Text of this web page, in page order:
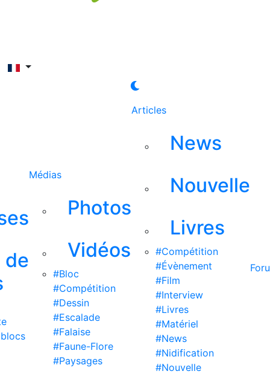
de
Médias
Photos
Vidéos
#Bloc
#Compétition
#Dessin
#Escalade
#Falaise
#Faune-Flore
#Paysages
Articles
News
Nouvelle
Livres
#Compétition
#Évènement
#Film
#Interview
#Livres
#Matériel
#News
#Nidification
#Nouvelle